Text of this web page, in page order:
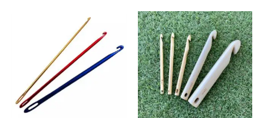
Faixa
de
preço:
R$
R$
Este
tem
As